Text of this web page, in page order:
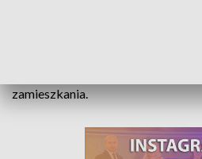
zamieszkania.